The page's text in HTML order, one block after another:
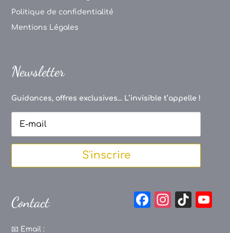
Politique de confidentialité
Mentions Légales
Newsletter
Guidances, offres exclusives... L’invisible t’appelle !
S'inscrire
Contact
📧 Email :
F
In Ti